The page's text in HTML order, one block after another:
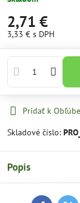
2,71 €
3,33 € s DPH
Pridať k
Skladové číslo:
Popis